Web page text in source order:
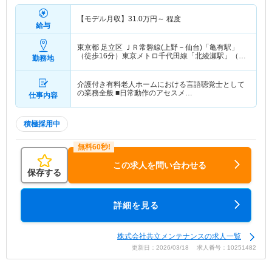
給与
【モデル月収】 31.0万円～ 程度
勤務地
東京都 足立区 ＪＲ常磐線(上野－仙台)「亀有駅」
（徒歩16分）東京メトロ千代田線「北綾瀬駅」（徒
仕事内容
介護付き有料老人ホームにおける言語聴覚士として
の業務全般 ■日常動作のアセスメ…
積極採用中
保存する
この求人を問い合わせる
詳細を見る
株式会社共立メンテナンスの求人一覧
更新日：2026/03/18 求人番号：10251482